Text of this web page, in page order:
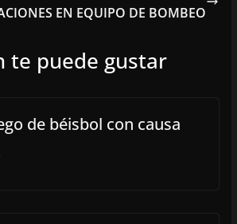
EN EQUIPO DE BOMBEO
te puede gustar
de béisbol con causa